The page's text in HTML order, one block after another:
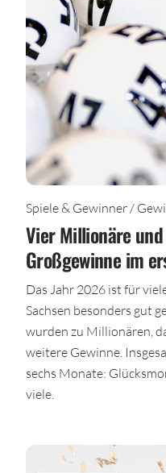
Spiele & Gewinner /
Vier Millionäre
Großgewinne im
Das Jahr 2026 ist für
Sachsen besonders gut
wurden zu Millionären,
weitere Gewinne.
sechs Monate:
viele.